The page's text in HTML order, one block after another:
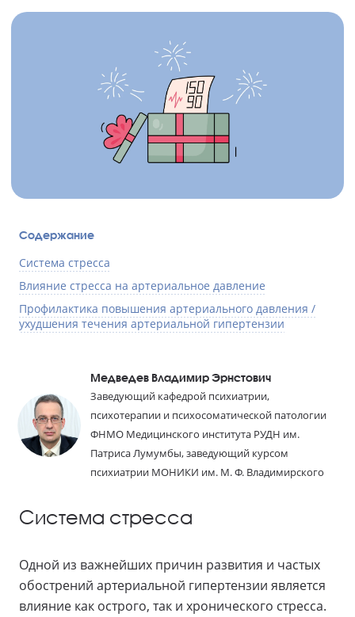
Содержание
Система стресса
Влияние стресса на артериальное давление
Профилактика повышения артериального давления /
ухудшения течения артериальной гипертензии
Медведев Владимир Эрнстович
Заведующий кафедрой психиатрии,
психотерапии и психосоматической патологии
ФНМО Медицинского института РУДН им.
Патриса Лумумбы, заведующий курсом
психиатрии МОНИКИ им. М. Ф. Владимирского
Система стресса
Одной из важнейших причин развития и частых
обострений артериальной гипертензии является
влияние как острого, так и хронического стресса.